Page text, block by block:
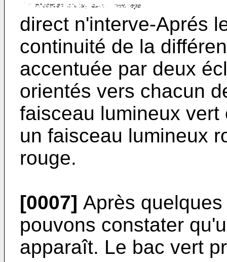
direct n'interve-Aprés
continuité de la
accentuée par deux
orientés vers chacun
faisceau lumineux
un faisceau lumineux
rouge.
[0007] Après
pouvons constater
apparaît. Le bac vert